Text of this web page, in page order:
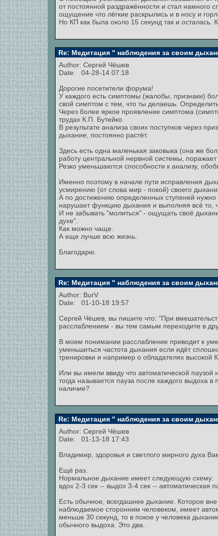
от постоянной раздражённости и стал намного
ощущение что лёгкие раскрылись и в носу и
Но КП как была около 15 секунд так и осталась.
Re: Медитация " наблюдения за своим
Author: Сергей Чёшев
Date: 04-28-14 07:18
Дорогие посетители форума!
У каждого есть симптомы (жалобы, признаки)
свой симптом с тем, что ты делаешь.
Через более яркое проявление симптома
трудах К.П. Бутейко.
В результате анализа своих поступков через
дыхание, постоянно растёт.
Здесь есть одна маленькая заковыка (она же
работу центральной нервной системы,
Резко уменьшаются способности к анализу,
Именно поэтому в начале пути исправления
усмирению (от слова мир - покой) своего
А по достижению определенных ступеней нужно
нарушает функцию дыхания и выполняя всё то,
И не забывать "молиться" - ощущать своё
духе".
Как можно чаще.
А еще лучше всю жизнь.
Благодарю.
Re: Медитация " наблюдения за своим
Author: BurV
Date: 01-10-18 19:57
Сергей Чёшев, вы пишите что: "При
расслаблением - вы тем самым переходите в
В моем понимании расслабление приводит к
уменьшиться частота дыхания если идёт
тренировки и например о обладателях высокой
Или вы имели ввиду что автоматической
тогда называется пауза после каждого выдоха
наличие?
Re: Медитация " наблюдения за своим
Author: Сергей Чёшев
Date: 01-13-18 17:43
Владимир, здоровья и светлого мирного духа
Ещё раз.
Нормальное дыхание имеет следующую схему:
вдох 2-3 сек -- выдох 3-4 сек -- автоматическая
Есть обычное, всегдашнее дыхание. Которое
наблюдаемое сторонним человеком, имеет
меньше 30 секунд, то в покое у человека
обычного выдоха. Это два.